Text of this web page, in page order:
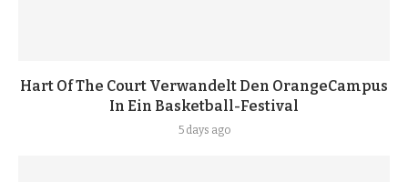
Hart Of The Court Verwandelt Den OrangeCampus
In Ein Basketball-Festival
5 days ago